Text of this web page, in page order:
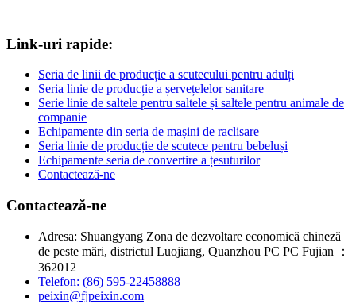
Link-uri rapide:
Seria de linii de producție a scutecului pentru adulți
Seria linie de producție a șervețelelor sanitare
Serie linie de saltele pentru saltele și saltele pentru animale de
companie
Echipamente din seria de mașini de raclisare
Seria linie de producție de scutece pentru bebeluși
Echipamente seria de convertire a țesuturilor
Contactează-ne
Contactează-ne
Adresa: Shuangyang Zona de dezvoltare economică chineză
de peste mări, districtul Luojiang, Quanzhou PC PC Fujian ：
362012
Telefon: (86) 595-22458888
peixin@fjpeixin.com